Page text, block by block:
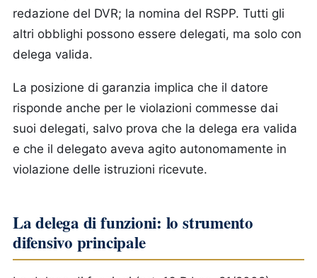
redazione del DVR; la nomina del RSPP. Tutti gli
altri obblighi possono essere delegati, ma solo con
delega valida.
La posizione di garanzia implica che il datore
risponde anche per le violazioni commesse dai
suoi delegati, salvo prova che la delega era valida
e che il delegato aveva agito autonomamente in
violazione delle istruzioni ricevute.
La delega di funzioni: lo strumento
difensivo principale